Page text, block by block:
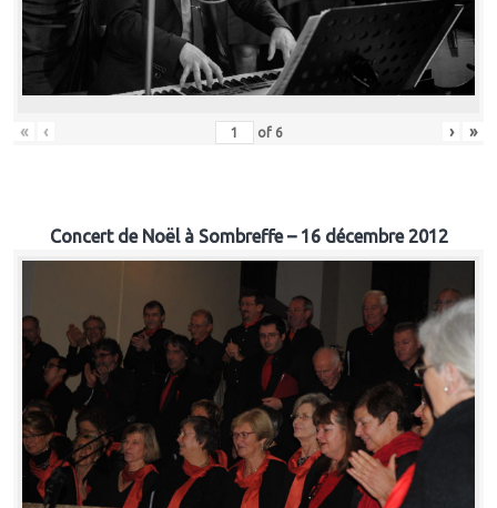
« ‹ of 6 › »
Concert de Noël à Sombreffe – 16 décembre 2012